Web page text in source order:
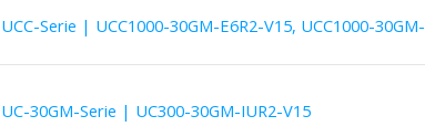
UCC-Serie | UCC1000-30GM-E6R2-V15, UCC1000-
UC-30GM-Serie | UC300-30GM-IUR2-V15